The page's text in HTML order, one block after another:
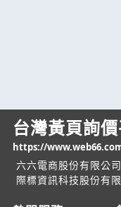
台灣黃頁詢
https://
六六電商股份有限公
際標資訊科技股份有